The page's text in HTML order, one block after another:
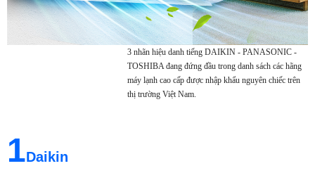
3 nhãn hiệu danh tiếng DAIKIN - PANASONIC -
TOSHIBA đang đứng đầu trong danh sách các hãng
máy lạnh cao cấp được nhập khẩu nguyên chiếc trên
thị trường Việt Nam.
1Daikin